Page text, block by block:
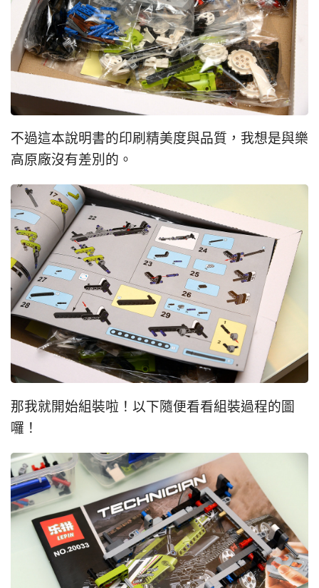
不過這本說明書的印刷精美度與品質，我想是與樂
高原廠沒有差別的。
那我就開始組裝啦！以下隨便看看組裝過程的圖
囉！